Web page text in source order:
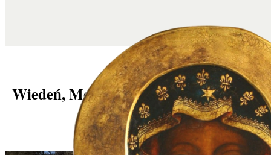
Wiedeń, Mediolan, Wrocław: różaniec
ekspiacyjny